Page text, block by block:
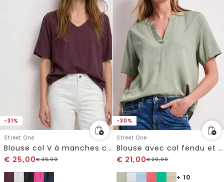
-31%
Street One
Blouse col V à manches courtes
€ 25,00€35,99
-30%
Street One
Blouse avec col fendu et turn-up
€ 21,00€29,99
+ 10